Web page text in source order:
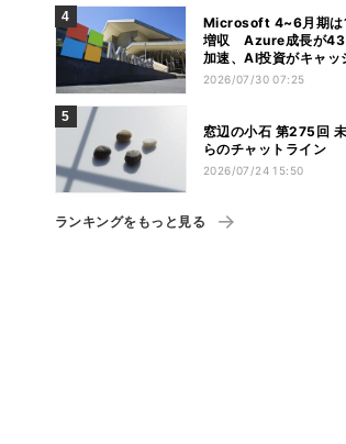
Microsoft 4~6月期は
増収 Azure成長が43
加速、AI投資がキャッ
ロー圧迫
2026/07/30 07:25
窓辺の小石 第275回
らのチャットライン
2026/07/24 15:50
ランキングをもっと見る